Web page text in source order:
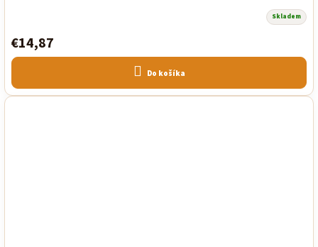
Skladem
€14,87
Do košíka